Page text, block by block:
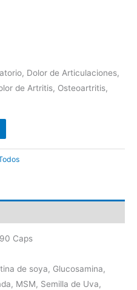
Dolor de Articulaciones,
de Artritis, Osteoartritis,
Caps
de soya, Glucosamina,
MSM, Semilla de Uva,